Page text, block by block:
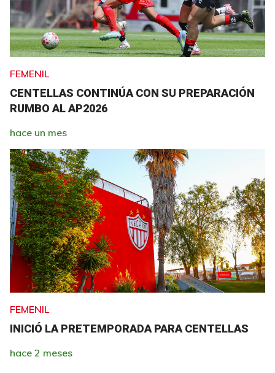
FEMENIL
CENTELLAS CONTINÚA CON SU PREPARACIÓN
RUMBO AL AP2026
hace un mes
FEMENIL
INICIÓ LA PRETEMPORADA PARA CENTELLAS
hace 2 meses